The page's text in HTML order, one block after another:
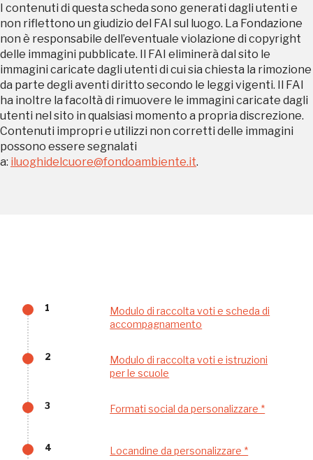
I contenuti di questa scheda sono generati dagli utenti e
non riflettono un giudizio del FAI sul luogo. La Fondazione
non è responsabile dell’eventuale violazione di copyright
delle immagini pubblicate. Il FAI eliminerà dal sito le
immagini caricate dagli utenti di cui sia chiesta la rimozione
da parte degli aventi diritto secondo le leggi vigenti. Il FAI
ha inoltre la facoltà di rimuovere le immagini caricate dagli
utenti nel sito in qualsiasi momento a propria discrezione.
Contenuti impropri e utilizzi non corretti delle immagini
possono essere segnalati
a: iluoghidelcuore@fondoambiente.it.
1
Modulo di raccolta voti e scheda di
accompagnamento
2
Modulo di raccolta voti e istruzioni
per le scuole
3 Formati social da personalizzare *
4 Locandine da personalizzare *
Scopri tutte le opportunità riservate agli iscritti
Ingresso gratuito
Museo
Sansevero
Napoli
Tutto questo non
sarebbe possibile
senza di te